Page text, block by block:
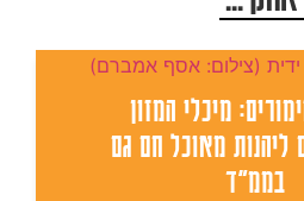
מיכלי המזון
מאוכל חם גם
בממ"ד